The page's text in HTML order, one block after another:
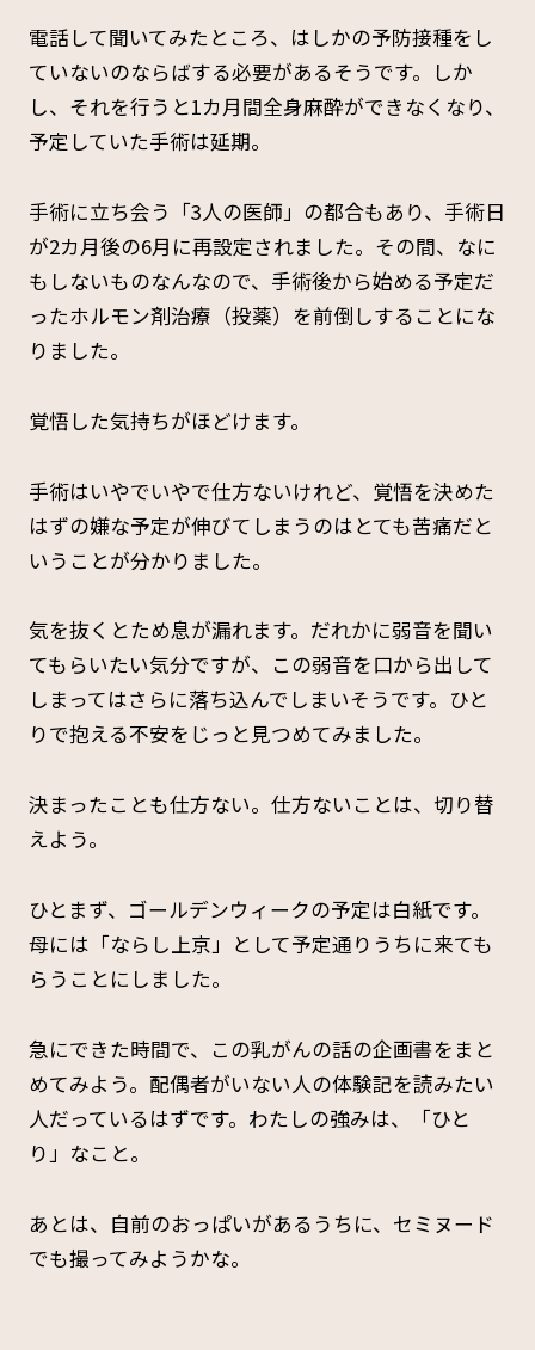
電話して聞いてみたところ、はしかの予防接種をし
ていないのならばする必要があるそうです。しか
し、それを行うと1カ月間全身麻酔ができなくなり、
予定していた手術は延期。
手術に立ち会う「3人の医師」の都合もあり、手術日
が2カ月後の6月に再設定されました。その間、なに
もしないものなんなので、手術後から始める予定だ
ったホルモン剤治療（投薬）を前倒しすることにな
りました。
覚悟した気持ちがほどけます。
手術はいやでいやで仕方ないけれど、覚悟を決めた
はずの嫌な予定が伸びてしまうのはとても苦痛だと
いうことが分かりました。
気を抜くとため息が漏れます。だれかに弱音を聞い
てもらいたい気分ですが、この弱音を口から出して
しまってはさらに落ち込んでしまいそうです。ひと
りで抱える不安をじっと見つめてみました。
決まったことも仕方ない。仕方ないことは、切り替
えよう。
ひとまず、ゴールデンウィークの予定は白紙です。
母には「ならし上京」として予定通りうちに来ても
らうことにしました。
急にできた時間で、この乳がんの話の企画書をまと
めてみよう。配偶者がいない人の体験記を読みたい
人だっているはずです。わたしの強みは、「ひと
り」なこと。
あとは、自前のおっぱいがあるうちに、セミヌード
でも撮ってみようかな。